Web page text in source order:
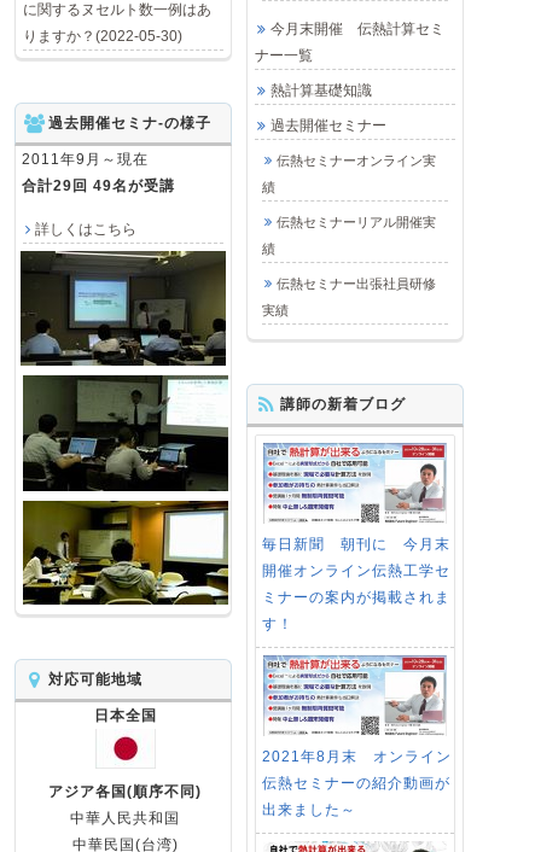
に関するヌセルト数一例はあ
りますか？(2022-05-30)
今月末開催 伝熱計算セミ
ナー一覧
熱計算基礎知識
過去開催セミナー
伝熱セミナーオンライン実
績
伝熱セミナーリアル開催実
績
伝熱セミナー出張社員研修
実績
過去開催セミナ-の様子
2011年9月～現在
合計29回 49名が受講
詳しくはこちら
講師の新着ブログ
毎日新聞 朝刊に 今月末
開催オンライン伝熱工学セ
ミナーの案内が掲載されま
す！
2021年8月末 オンライン
伝熱セミナーの紹介動画が
出来ました～
対応可能地域
日本全国
アジア各国(順序不同)
中華人民共和国
中華民国(台湾)